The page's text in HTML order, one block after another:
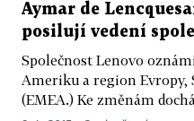
Aymar de
posilují vedení
Společnost Lenovo
Ameriku a region
(EMEA.) Ke změnám